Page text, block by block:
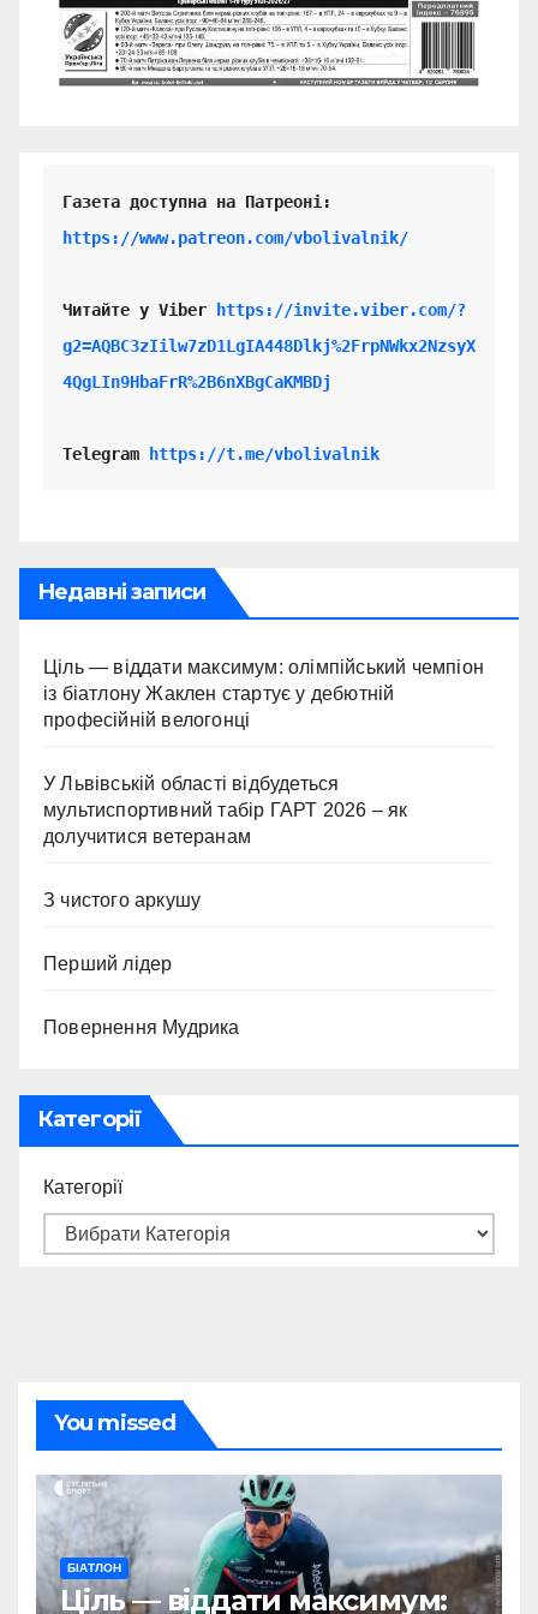
https://www.patreon.com/vbolivalnik/
Читайте у Viber
https://invite.viber.com/?
g2=AQBC3zIilw7zD1LgIA448Dlkj%2FrpNWkx2NzsyX
4QgLIn9HbaFrR%2B6nXBgCaKMBDj
Telegram https://t.me/vbolivalnik
Недавні записи
Ціль — віддати максимум: олімпійський чемпіон
із біатлону Жаклен стартує у дебютній
професійній велогонці
У Львівській області відбудеться
мультиспортивний табір ГАРТ 2026 – як
долучитися ветеранам
З чистого аркушу
Перший лідер
Повернення Мудрика
Категорії
Категорії
You missed
БІАТЛОН
Ціль — віддати максимум: